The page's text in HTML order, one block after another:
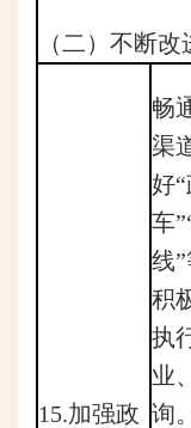
（二）不断
15.加强政
畅
渠
好
车
线”
积
执
业
询